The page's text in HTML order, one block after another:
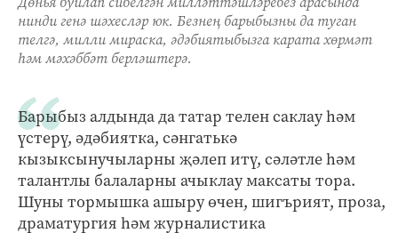
нинди генә шәхесләр юк. Безнең барыбызны да туган
телгә, милли мираска, әдәбиятыбызга карата хөрмәт
һәм мәхәббәт берләштерә.
Барыбыз алдында да татар телен саклау һәм
үстерү, әдәбиятка, сәнгатькә
кызыксынучыларны җәлеп итү, сәләтле һәм
талантлы балаларны ачыклау максаты тора.
Шуны тормышка ашыру өчен, шигърият, проза,
драматургия һәм журналистика